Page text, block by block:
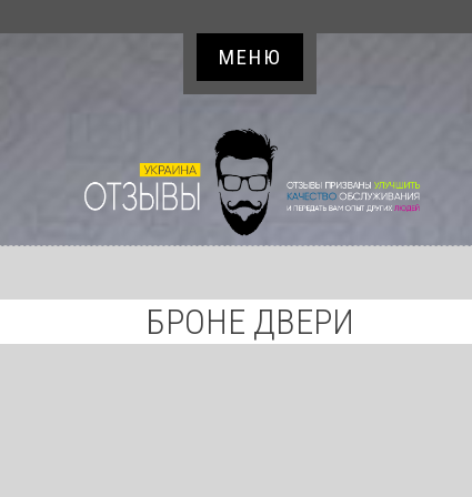
МЕНЮ
БРОНЕ ДВЕРИ